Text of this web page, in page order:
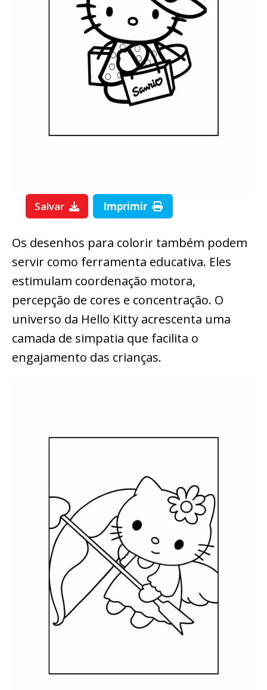
Salvar Imprimir
Os desenhos para colorir também podem
servir como ferramenta educativa. Eles
estimulam coordenação motora,
percepção de cores e concentração. O
universo da Hello Kitty acrescenta uma
camada de simpatia que facilita o
engajamento das crianças.